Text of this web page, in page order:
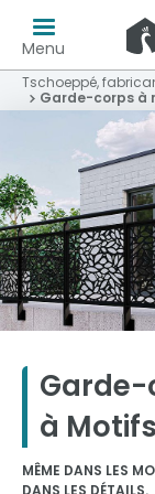
Menu
Tschoeppé,
Garde-corps à
à Motifs
MÊME DANS LES
DANS LES DÉTAILS.